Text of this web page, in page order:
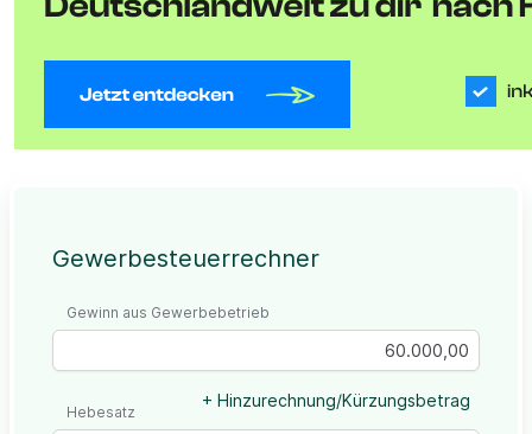
Gewerbesteuerrechner
Gewinn aus Gewerbebetrieb
+ Hinzurechnung/Kürzungsbetrag
Hebesatz